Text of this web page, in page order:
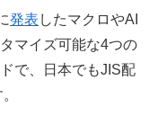
発表 したマクロやAI
マイズ可能な4つの
で、日本でもJIS配